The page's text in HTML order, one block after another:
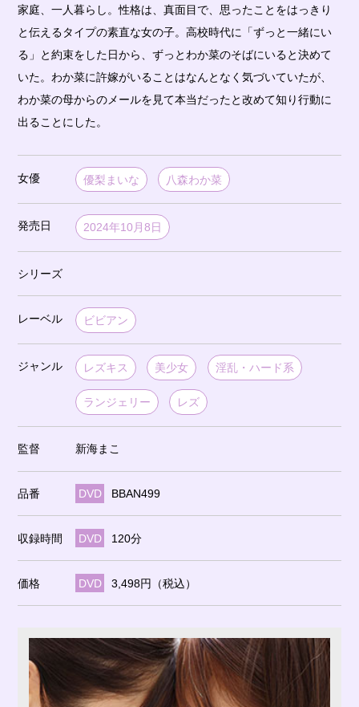
家庭、一人暮らし。性格は、真面目で、思ったことをはっきり
と伝えるタイプの素直な女の子。高校時代に「ずっと一緒にい
る」と約束をした日から、ずっとわか菜のそばにいると決めて
いた。わか菜に許嫁がいることはなんとなく気づいていたが、
わか菜の母からのメールを見て本当だったと改めて知り行動に
出ることにした。
女優 優梨まいな 八森わか菜
発売日 2024年10月8日
シリーズ
レーベル ビビアン
ジャンル レズキス 美少女 淫乱・ハード系
ランジェリー レズ
監督 新海まこ
品番 DVD BBAN499
収録時間 DVD 120分
価格 DVD 3,498円（税込）